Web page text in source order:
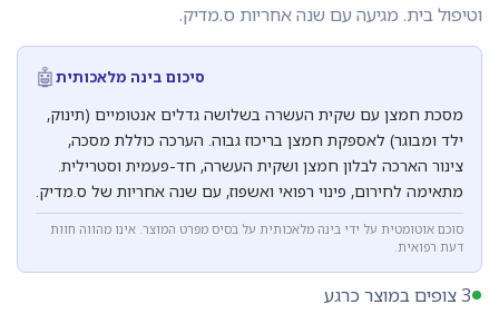
וטיפול בית. מגיעה עם שנה אחריות ס.מדיק.
סיכום בינה מלאכותית🤖
מסכת חמצן עם שקית העשרה בשלושה גדלים אנטומיים (תינוק,
ילד ומבוגר) לאספקת חמצן בריכוז גבוה. הערכה כוללת מסכה,
צינור הארכה לבלון חמצן ושקית העשרה, חד-פעמית וסטרילית.
מתאימה לחירום, פינוי רפואי ואשפוז, עם שנה אחריות של ס.מדיק.
סוכם אוטומטית על ידי בינה מלאכותית על בסיס מפרט המוצר. אינו מהווה חוות
דעת רפואית.
3 צופים במוצר כרגע